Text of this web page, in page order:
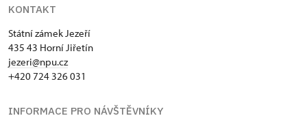
KONTAKT
Státní zámek Jezeří
435 43 Horní Jiřetín
jezeri@npu.cz
+420 724 326 031
INFORMACE PRO NÁVŠTĚVNÍKY